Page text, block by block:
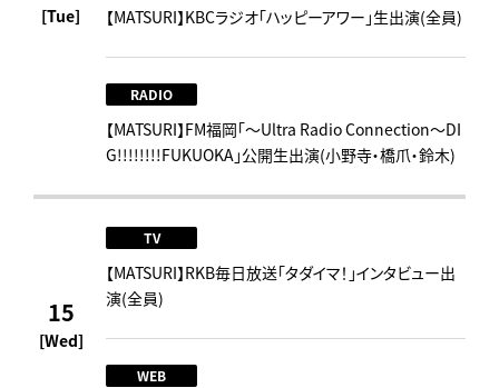
[Tue] 【MATSURI】KBCラジオ「ハッピーアワー」生出演(全員)
RADIO
【MATSURI】FM福岡「～Ultra Radio Connection～DI
G!!!!!!!!FUKUOKA」公開生出演(小野寺・橋爪・鈴木)
15
[Wed]
TV
【MATSURI】RKB毎日放送「タダイマ！」インタビュー出
演(全員)
WEB